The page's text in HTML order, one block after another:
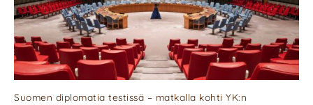
Suomen diplomatia testissä – matkalla kohti YK:n